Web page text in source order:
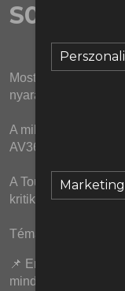
S02E09
Most végre David
nyaralni!
A mikrofonokat és
AV365.hu biztosította.
A Tourette-ben: Erik
kritikája.
Témák:
📌 Ennek is vége.
mindannyian jól